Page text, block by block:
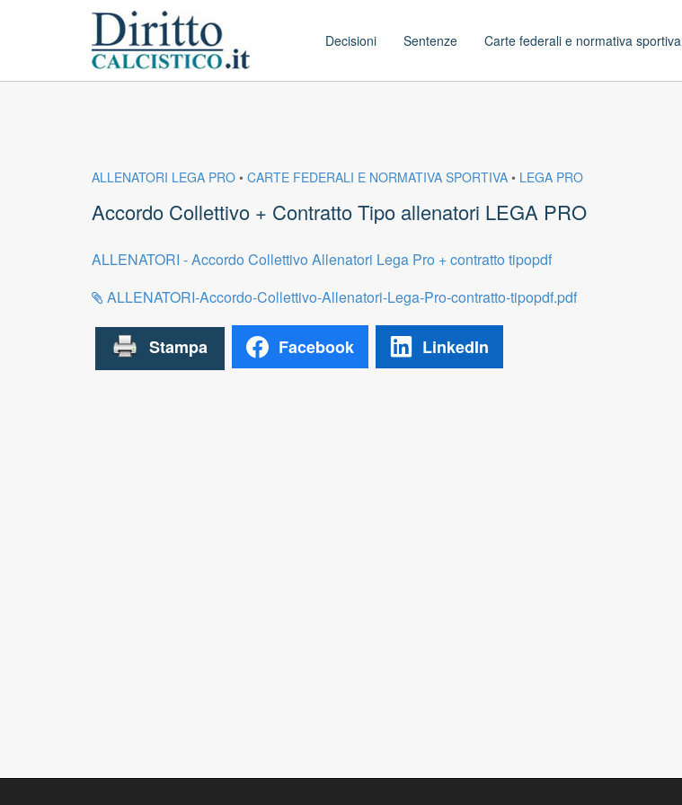
Main menu Decisioni Sentenze Carte federali e normativa sportiva
ALLENATORI LEGA PRO • CARTE FEDERALI E NORMATIVA SPORTIVA • LEGA PRO
Accordo Collettivo + Contratto Tipo allenatori LEGA PRO
ALLENATORI - Accordo Collettivo Allenatori Lega Pro + contratto tipopdf
ALLENATORI-Accordo-Collettivo-Allenatori-Lega-Pro-contratto-tipopdf.pdf
Facebook LinkedIn